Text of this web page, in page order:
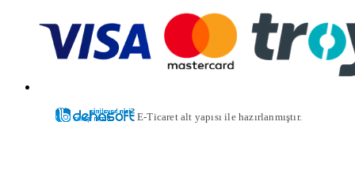
E-Ticaret alt yapısı ile hazırlanmıştır.